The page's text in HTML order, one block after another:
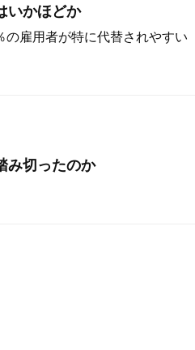
いかほどか
雇用者が特に代替されやすい
み切ったのか